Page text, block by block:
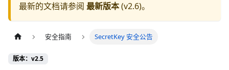
最新的文档请参阅 最新版本(v2.6)。
安全指南 SecretKey 安全公告
版本：v2.5